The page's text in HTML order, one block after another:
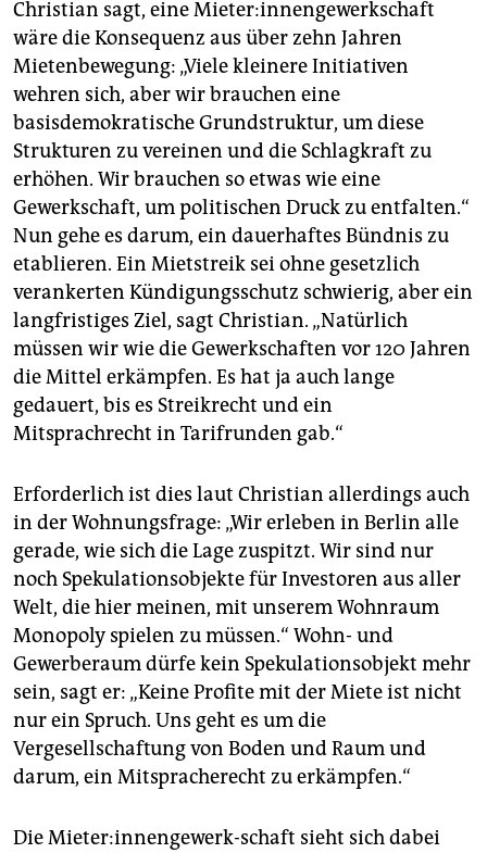
Christian sagt, eine Mie­ter:in­nen­gewerkschaft
wäre die Konsequenz aus über zehn Jahren
Mietenbewegung: „Viele kleinere Initiativen
wehren sich, aber wir brauchen eine
basisdemokratische Grundstruktur, um diese
Strukturen zu vereinen und die Schlagkraft zu
erhöhen. Wir brauchen so etwas wie eine
Gewerkschaft, um politischen Druck zu entfalten.“
Nun gehe es darum, ein dauerhaftes Bündnis zu
etablieren. Ein Mietstreik sei ohne gesetzlich
verankerten Kündigungsschutz schwierig, aber ein
langfristiges Ziel, sagt Christian. „Natürlich
müssen wir wie die Gewerkschaften vor 120 Jahren
die Mittel erkämpfen. Es hat ja auch lange
gedauert, bis es Streikrecht und ein
Mitsprachrecht in Tarifrunden gab.“
Erforderlich ist dies laut Christian allerdings auch
in der Wohnungsfrage: „Wir erleben in Berlin alle
gerade, wie sich die Lage zuspitzt. Wir sind nur
noch Spekulationsobjekte für Investoren aus aller
Welt, die hier meinen, mit unserem Wohnraum
Monopoly spielen zu müssen.“ Wohn- und
Gewerberaum dürfe kein Spekula­tions­objekt mehr
sein, sagt er: „Keine Profite mit der Miete ist nicht
nur ein Spruch. Uns geht es um die
Vergesellschaftung von Boden und Raum und
darum, ein Mitspracherecht zu erkämpfen.“
Die Mieter:innengewerk-schaft sieht sich dabei